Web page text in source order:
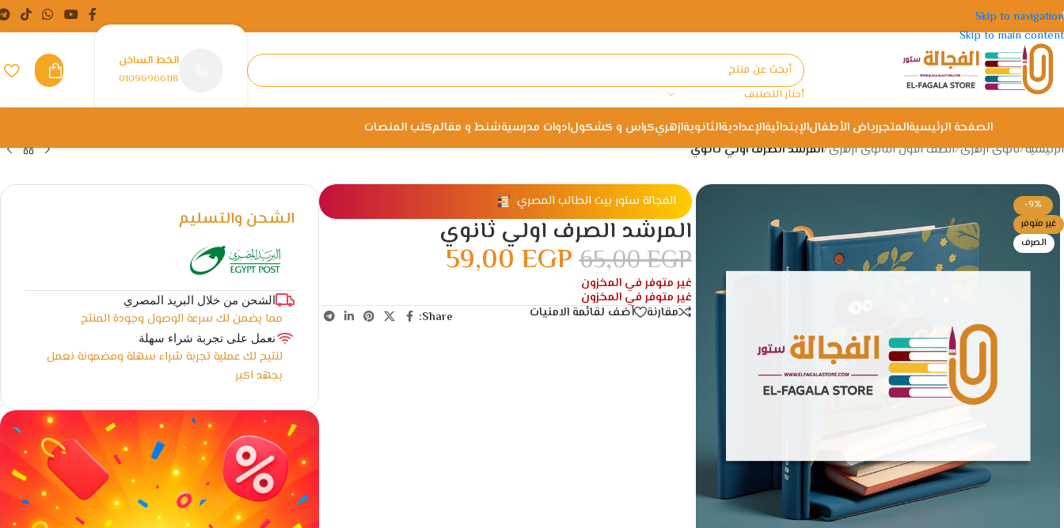
Skip to navigation
Skip to main content
أختار التصنيف
الخط الساخن
01096966118
الصفحة الرئيسيةالمتجررياض الأطفالالإبتدائيةالإعداديةالثانويةازهريكراس و كشكولادوات مدرسيةشنط و مقالمكتب المنصات
الرئيسية/ثانوى ازهرى/الصف الاول الثانوى ازهرى/المرشد الصرف اولي ثانوي
-9%
غير متوفر
الصرف
الفجالة ستور بيت الطالب المصري
المرشد الصرف اولي ثانوي
65,00EGP
59,00EGP
غير متوفر في المخزون
غير متوفر في المخزون
مقارنة
أضف لقائمة الامنيات Share:
الشحن والتسليم
الشحن من خلال البريد المصري
مما يضمن لك سرعة الوصول وجودة المنتج
نعمل على تجربة شراء سهلة
لنتيح لك عملية تجربة شراء سهلة ومضمونة نعمل
بجهد اكبر